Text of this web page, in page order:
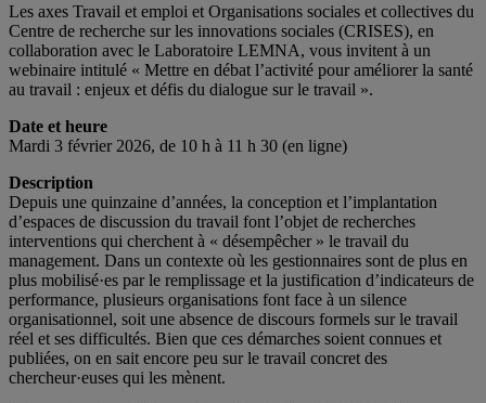
Les axes Travail et emploi et Organisations sociales et collectives du
Centre de recherche sur les innovations sociales (CRISES), en
collaboration avec le Laboratoire LEMNA, vous invitent à un
webinaire intitulé « Mettre en débat l’activité pour améliorer la santé
au travail : enjeux et défis du dialogue sur le travail ».
Date et heure
Mardi 3 février 2026, de 10 h à 11 h 30 (en ligne)
Description
Depuis une quinzaine d’années, la conception et l’implantation
d’espaces de discussion du travail font l’objet de recherches
interventions qui cherchent à « désempêcher » le travail du
management. Dans un contexte où les gestionnaires sont de plus en
plus mobilisé·es par le remplissage et la justification d’indicateurs de
performance, plusieurs organisations font face à un silence
organisationnel, soit une absence de discours formels sur le travail
réel et ses difficultés. Bien que ces démarches soient connues et
publiées, on en sait encore peu sur le travail concret des
chercheur·euses qui les mènent.